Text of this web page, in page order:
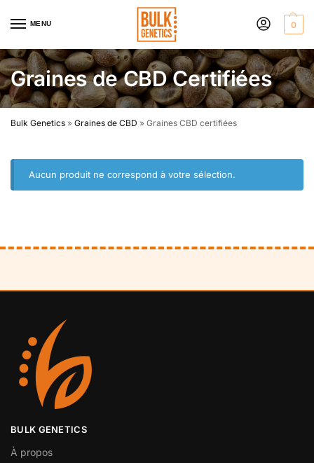
MENU 0
Graines de CBD Certifiées​
Bulk Genetics » Graines de CBD » Graines CBD certifiées
Aucun produit ne correspond à votre sélection.
BULK GENETICS
À propos